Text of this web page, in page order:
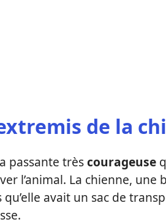
de la
passante trèscourageuse
l’animal. La chienne,
avait un sac de